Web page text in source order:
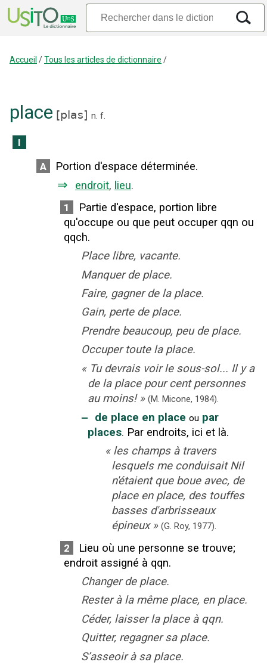
Accueil /Tous les articles de dictionnaire /
place [plas] n. f.
I
A
Portion d'espace déterminée.
⇒ endroit, lieu.
1
Partie d'espace, portion libre
qu'occupe ou que peut occuper qqn ou
qqch.
Place libre, vacante.
Manquer de place.
Faire, gagner de la place.
Gain, perte de place.
Prendre beaucoup, peu de place.
Occuper toute la place.
« Tu devrais voir le sous-sol... Il y a
de la place pour cent personnes
au moins! » (M. Micone, 1984).
‒ de place en place ou par
places. Par endroits, ici et là.
« les champs à travers
lesquels me conduisait Nil
n'étaient que boue avec, de
place en place, des touffes
basses d'arbrisseaux
épineux » (G. Roy, 1977).
2 Lieu où une personne se trouve;
endroit assigné à qqn.
Changer de place.
Rester à la même place, en place.
Céder, laisser la place à qqn.
Quitter, regagner sa place.
S’asseoir à sa place.